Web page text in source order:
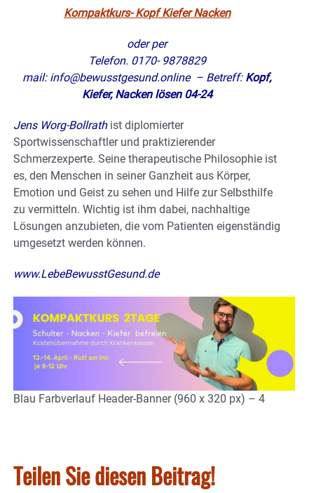
Kompaktkurs- Kopf Kiefer Nacken
oder per
Telefon. 0170- 9878829
mail: info@bewusstgesund.online– Betreff: Kopf,
Kiefer, Nacken lösen 04-24
Jens Worg-Bollrath ist diplomierter
Sportwissenschaftler und praktizierender
Schmerzexperte. Seine therapeutische Philosophie ist
es, den Menschen in seiner Ganzheit aus Körper,
Emotion und Geist zu sehen und Hilfe zur Selbsthilfe
zu vermitteln. Wichtig ist ihm dabei, nachhaltige
Lösungen anzubieten, die vom Patienten eigenständig
umgesetzt werden können.
www.LebeBewusstGesund.de
Blau Farbverlauf Header-Banner (960 x 320 px) – 4
Teilen Sie diesen Beitrag!